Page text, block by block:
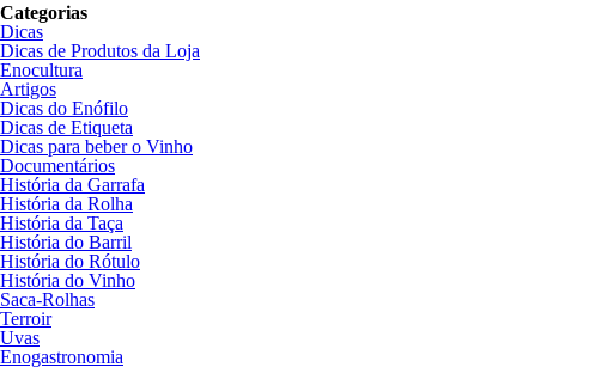
Categorias
Dicas
Dicas de Produtos da Loja
Enocultura
Artigos
Dicas do Enófilo
Dicas de Etiqueta
Dicas para beber o Vinho
Documentários
História da Garrafa
História da Rolha
História da Taça
História do Barril
História do Rótulo
História do Vinho
Saca-Rolhas
Terroir
Uvas
Enogastronomia